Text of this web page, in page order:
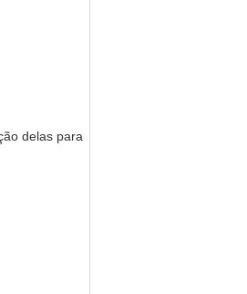
delas para